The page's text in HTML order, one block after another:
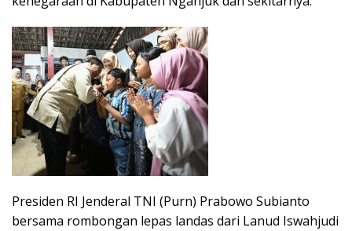
Presiden RI Jenderal TNI (Purn) Prabowo Subianto
bersama rombongan lepas landas dari Lanud Iswahjudi